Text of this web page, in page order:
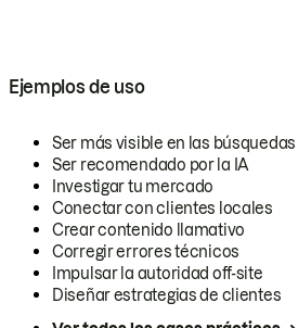
Ejemplos de uso
Ser más visible en las búsquedas
Ser recomendado por la IA
Investigar tu mercado
Conectar con clientes locales
Crear contenido llamativo
Corregir errores técnicos
Impulsar la autoridad off-site
Diseñar estrategias de clientes